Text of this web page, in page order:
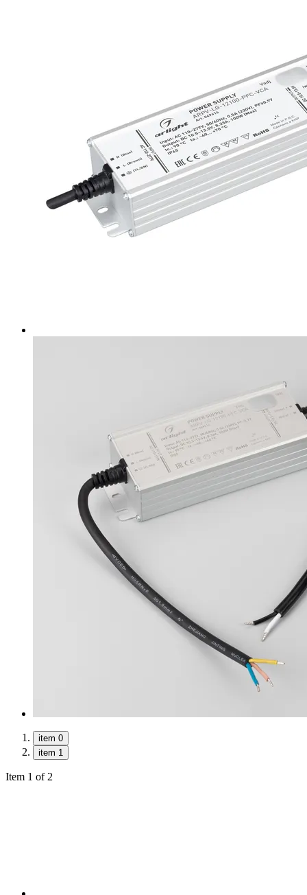
item 0
item 1
Item 1 of 2